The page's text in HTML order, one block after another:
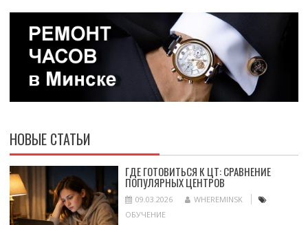
НОВЫЕ СТАТЬИ
ГДЕ ГОТОВИТЬСЯ К ЦТ: СРАВНЕНИЕ
ПОПУЛЯРНЫХ ЦЕНТРОВ
09.03.2026
WHEREMINSK
ОБУЧЕНИЕ